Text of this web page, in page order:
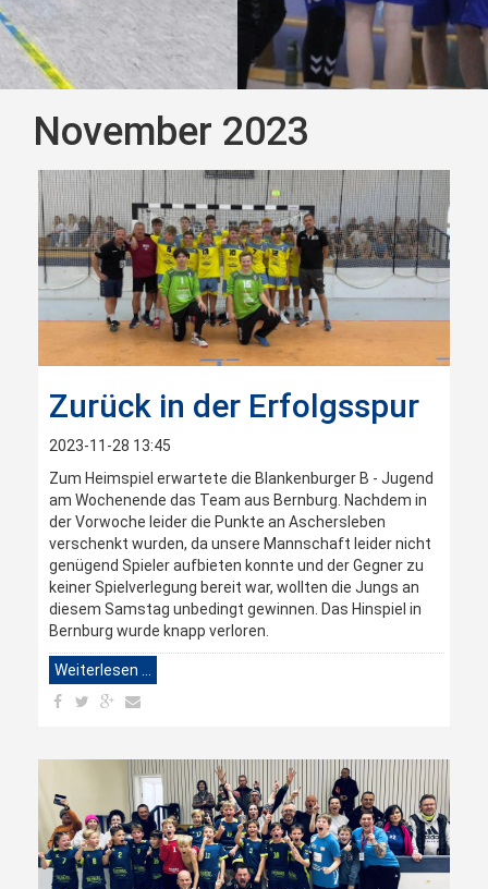
November 2023
Zurück in der Erfolgsspur
2023-11-28 13:45
Zum Heimspiel erwartete die Blankenburger B - Jugend
am Wochenende das Team aus Bernburg. Nachdem in
der Vorwoche leider die Punkte an Aschersleben
verschenkt wurden, da unsere Mannschaft leider nicht
genügend Spieler aufbieten konnte und der Gegner zu
keiner Spielverlegung bereit war, wollten die Jungs an
diesem Samstag unbedingt gewinnen. Das Hinspiel in
Bernburg wurde knapp verloren.
Weiterlesen …